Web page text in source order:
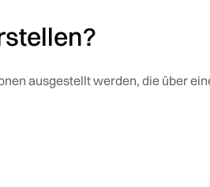
ausgestellt werden, die über